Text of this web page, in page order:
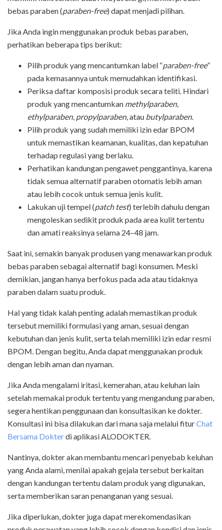
bebas paraben (paraben-free) dapat menjadi pilihan.
Jika Anda ingin menggunakan produk bebas paraben,
perhatikan beberapa tips berikut:
Pilih produk yang mencantumkan label “paraben-free”
pada kemasannya untuk memudahkan identifikasi.
Periksa daftar komposisi produk secara teliti. Hindari
produk yang mencantumkan methylparaben,
ethylparaben, propylparaben, atau butylparaben.
Pilih produk yang sudah memiliki izin edar BPOM
untuk memastikan keamanan, kualitas, dan kepatuhan
terhadap regulasi yang berlaku.
Perhatikan kandungan pengawet penggantinya, karena
tidak semua alternatif paraben otomatis lebih aman
atau lebih cocok untuk semua jenis kulit.
Lakukan uji tempel (patch test) terlebih dahulu dengan
mengoleskan sedikit produk pada area kulit tertentu
dan amati reaksinya selama 24–48 jam.
Saat ini, semakin banyak produsen yang menawarkan produk
bebas paraben sebagai alternatif bagi konsumen. Meski
demikian, jangan hanya berfokus pada ada atau tidaknya
paraben dalam suatu produk.
Hal yang tidak kalah penting adalah memastikan produk
tersebut memiliki formulasi yang aman, sesuai dengan
kebutuhan dan jenis kulit, serta telah memiliki izin edar resmi
BPOM. Dengan begitu, Anda dapat menggunakan produk
dengan lebih aman dan nyaman.
Jika Anda mengalami iritasi, kemerahan, atau keluhan lain
setelah memakai produk tertentu yang mengandung paraben,
segera hentikan penggunaan dan konsultasikan ke dokter.
Konsultasi ini bisa dilakukan dari mana saja melalui fiturChat
Bersama Dokterdi aplikasi ALODOKTER.
Nantinya, dokter akan membantu mencari penyebab keluhan
yang Anda alami, menilai apakah gejala tersebut berkaitan
dengan kandungan tertentu dalam produk yang digunakan,
serta memberikan saran penanganan yang sesuai.
Jika diperlukan, dokter juga dapat merekomendasikan